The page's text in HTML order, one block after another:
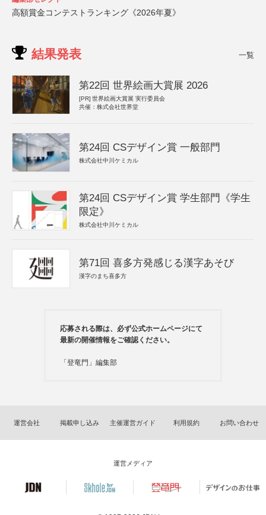
高額賞金コンテストランキング《2026年夏》
結果発表 一覧
第22回 世界絵画大賞展 2026
[PR] 世界絵画大賞展 実行委員会
共催：株式会社世界堂
第24回 CSデザイン賞 一般部門
株式会社中川ケミカル
第24回 CSデザイン賞 学生部門《学生
限定》
株式会社中川ケミカル
第71回 喜多方発感じる漢字あそび
漢字のまち喜多方
応募される際は、必ず公式ホームページにて
最新の開催情報をご確認ください。
「登竜門」編集部
運営会社 掲載申し込み 主催運営ガイド 利用規約 お問い合わせ
運営メディア